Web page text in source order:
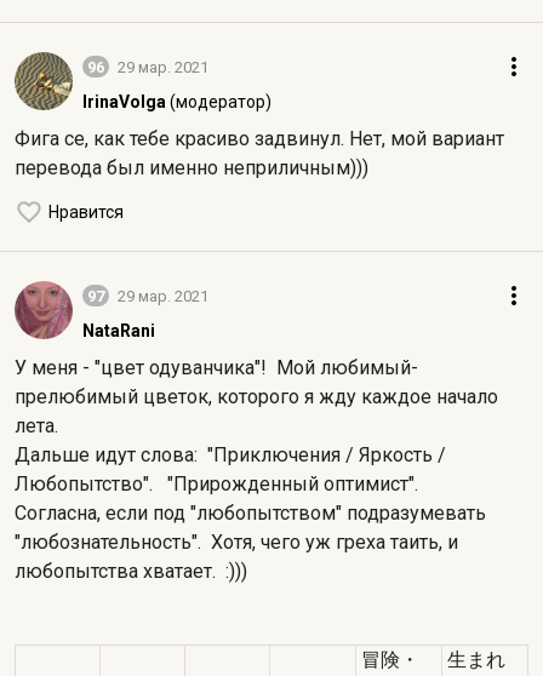
96 29 мар. 2021
IrinaVolga (модератор)
Фига се, как тебе красиво задвинул. Нет, мой вариант
перевода был именно неприличным)))
Нравится
97 29 мар. 2021
NataRani
У меня - "цвет одуванчика"! Мой любимый-
прелюбимый цветок, которого я жду каждое начало
лета.
Дальше идут слова: "Приключения / Яркость /
Любопытство". "Прирожденный оптимист".
Согласна, если под "любопытством" подразумевать
"любознательность". Хотя, чего уж греха таить, и
любопытства хватает. :)))
冒険・
生まれ